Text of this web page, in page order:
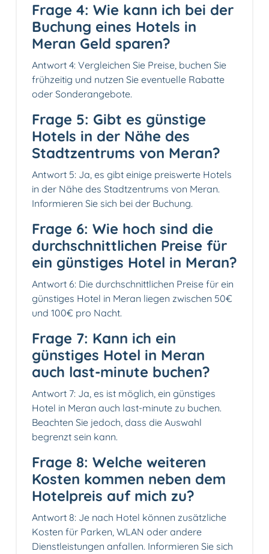
Frage 4: Wie kann ich bei der
Buchung eines Hotels in
Meran Geld sparen?
Antwort 4: Vergleichen Sie Preise, buchen Sie
frühzeitig und nutzen Sie eventuelle Rabatte
oder Sonderangebote.
Frage 5: Gibt es günstige
Hotels in der Nähe des
Stadtzentrums von Meran?
Antwort 5: Ja, es gibt einige preiswerte Hotels
in der Nähe des Stadtzentrums von Meran.
Informieren Sie sich bei der Buchung.
Frage 6: Wie hoch sind die
durchschnittlichen Preise für
ein günstiges Hotel in Meran?
Antwort 6: Die durchschnittlichen Preise für ein
günstiges Hotel in Meran liegen zwischen 50€
und 100€ pro Nacht.
Frage 7: Kann ich ein
günstiges Hotel in Meran
auch last-minute buchen?
Antwort 7: Ja, es ist möglich, ein günstiges
Hotel in Meran auch last-minute zu buchen.
Beachten Sie jedoch, dass die Auswahl
begrenzt sein kann.
Frage 8: Welche weiteren
Kosten kommen neben dem
Hotelpreis auf mich zu?
Antwort 8: Je nach Hotel können zusätzliche
Kosten für Parken, WLAN oder andere
Dienstleistungen anfallen. Informieren Sie sich